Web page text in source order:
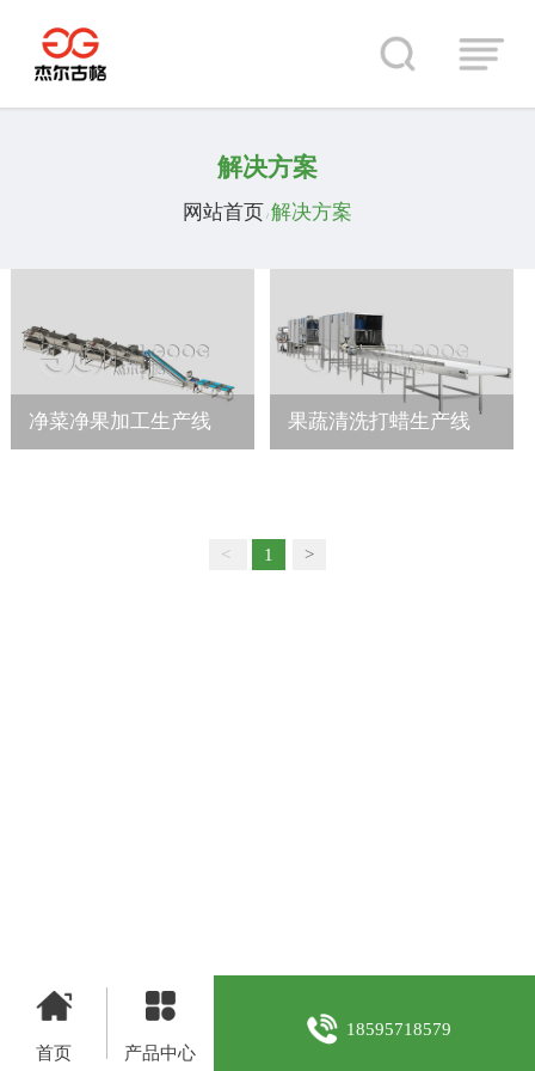
解决方案
网站首页 / 解决方案
净菜净果加工生产线 果蔬清洗打蜡生产线
< 1 >
首页 产品中心
18595718579